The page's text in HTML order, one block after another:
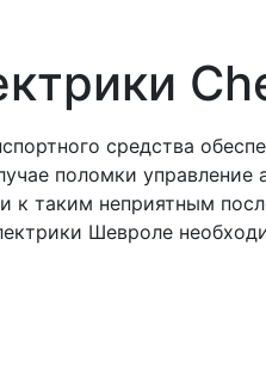
средства
поломки
к таким неприятным
Шевроле